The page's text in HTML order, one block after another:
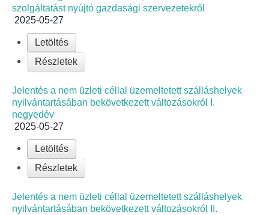
2024. évi általános választások
Választópolgároknak
Korábbi választások
Az országgyűlési képviselők 2026. április 12-i
szolgáltatást nyújtó gazdasági szervezetekről
2025-05-27
Letöltés
Részletek
Jelentés a nem üzleti céllal üzemeltetett szálláshelyek
nyilvántartásában bekövetkezett változásokról I.
negyedév
2025-05-27
Letöltés
Részletek
Jelentés a nem üzleti céllal üzemeltetett szálláshelyek
nyilvántartásában bekövetkezett változásokról II.